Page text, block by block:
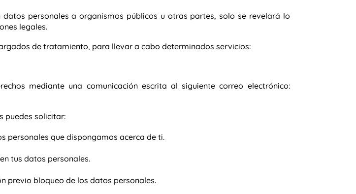
personales a organismos públicos u otras partes, solo se revelará lo
legales.
de tratamiento, para llevar a cabo determinados servicios:
mediante una comunicación escrita al siguiente correo electrónico:
puedes solicitar:
personales que dispongamos acerca de ti.
tus datos personales.
previo bloqueo de los datos personales.